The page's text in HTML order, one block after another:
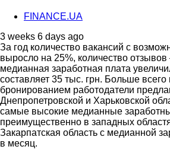
FINANCE.UA
3 weeks 6 days ago
За год количество вакансий с
выросло на 25%, количество
медианная заработная плата
составляет 35 тыс. грн. Больше всего
бронированием работодатели
Днепропетровской и Харьковской
самые высокие медианные
преимущественно в западных
Закарпатская область с медианной
в месяц.